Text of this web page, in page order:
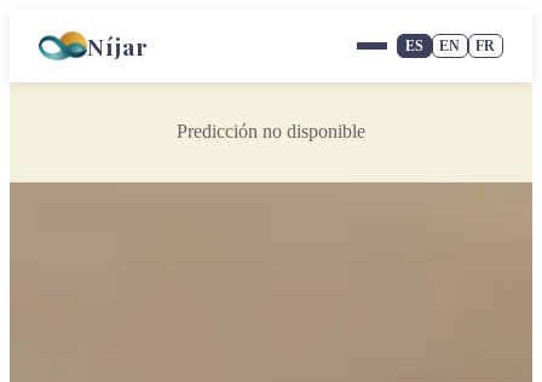
Níjar ES EN FR
Predicción no disponible